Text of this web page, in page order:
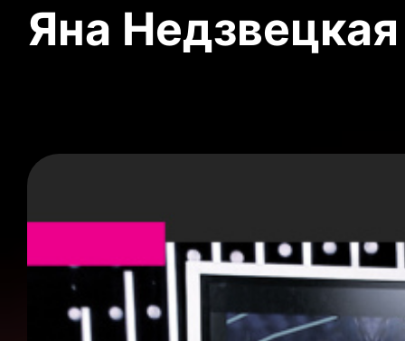
Яна Недзвецкая